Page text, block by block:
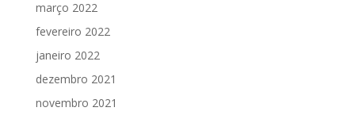
março 2022
fevereiro 2022
janeiro 2022
dezembro 2021
novembro 2021